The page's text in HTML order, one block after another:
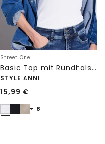
Street One
Basic Top mit Rundhals in Unifarbe
STYLE ANNI
15,99 €
+ 8